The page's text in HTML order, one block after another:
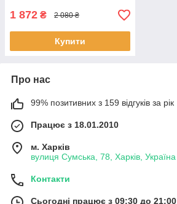
1 872 ₴ 2 080 ₴
Купити
Про нас
99% позитивних з 159 відгуків за рік
Працює з 18.01.2010
м. Харків
вулиця Сумська, 78, Харків, Україна
Контакти
Сьогодні працює з 09:30 до 21:00